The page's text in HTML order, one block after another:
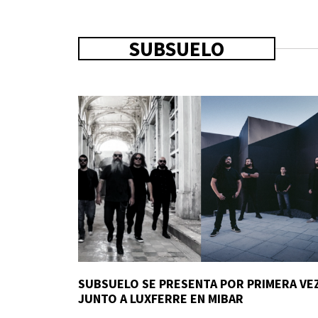
SUBSUELO
SUBSUELO SE PRESENTA POR PRIMERA
JUNTO A LUXFERRE EN MIBAR